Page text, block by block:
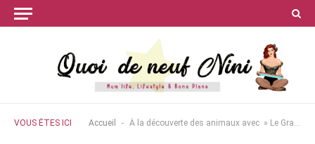
VOUS ÊTES ICI Accueil - À la découverte des animaux avec » Le Grand Jeu Défis Nature »